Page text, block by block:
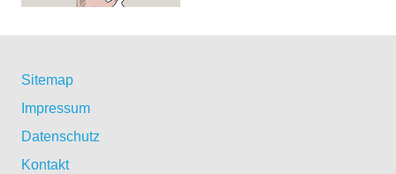
Sitemap
Impressum
Datenschutz
Kontakt